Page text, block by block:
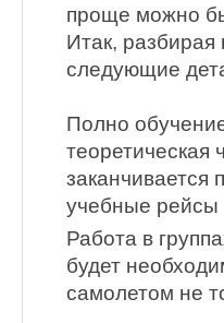
проще можно
Итак, разбирая
следующие
Полно
теоретическая
заканчивается
учебные рейсы
Работа в
будет
самолетом не